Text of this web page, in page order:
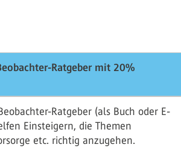
Ratgeber mit 20%
Ratgeber (als Buch oder E-
Einsteigern, die Themen
etc. richtig anzugehen.